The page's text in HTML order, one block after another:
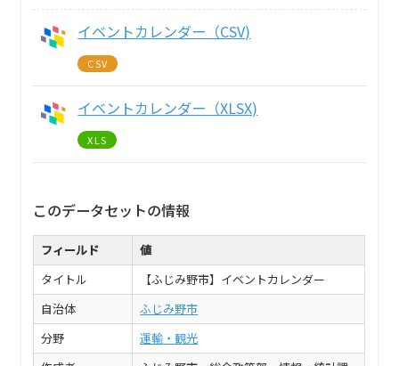
イベントカレンダー（CSV)
CSV
イベントカレンダー（XLSX)
XLS
このデータセットの情報
フィールド
値
タイトル
【ふじみ野市】イベントカレンダー
自治体
ふじみ野市
分野
運輸・観光